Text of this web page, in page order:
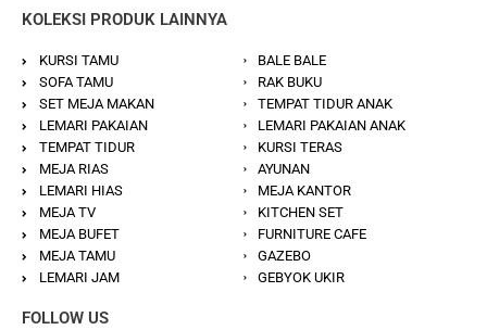
KOLEKSI PRODUK LAINNYA
KURSI TAMU
SOFA TAMU
SET MEJA MAKAN
LEMARI PAKAIAN
TEMPAT TIDUR
MEJA RIAS
LEMARI HIAS
MEJA TV
MEJA BUFET
MEJA TAMU
LEMARI JAM
BALE BALE
RAK BUKU
TEMPAT TIDUR ANAK
LEMARI PAKAIAN ANAK
KURSI TERAS
AYUNAN
MEJA KANTOR
KITCHEN SET
FURNITURE CAFE
GAZEBO
GEBYOK UKIR
FOLLOW US